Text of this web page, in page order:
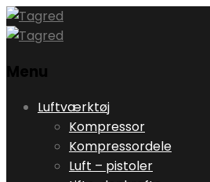
Menu
Skip
content
Luftværktøj
Kompressor
Kompressordele
Luft – pistoler